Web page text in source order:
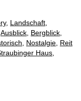
, Landschaft
Ausblick Bergblick
Nostalgie Reit
Haus